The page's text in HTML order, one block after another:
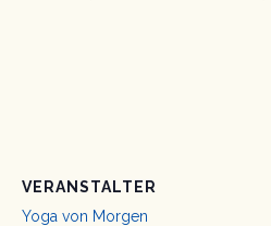
VERANSTALTER
Yoga von Morgen